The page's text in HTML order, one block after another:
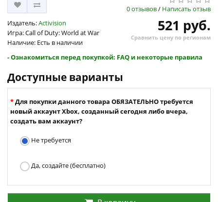
0 отзывов/ Написать отзыв
Издатель:Activision
Игра: Call of Duty: World at War
Наличие: Есть в наличии
521 руб.
Сравнить цену по регионам
- Ознакомиться перед покупкой: FAQ и некоторые правила
Доступные варианты
Для покупки данного товара ОБЯЗАТЕЛЬНО требуется
новый аккаунт Xbox, созданный сегодня либо вчера,
создать вам аккаунт?
Не требуется
Да, создайте (бесплатно)